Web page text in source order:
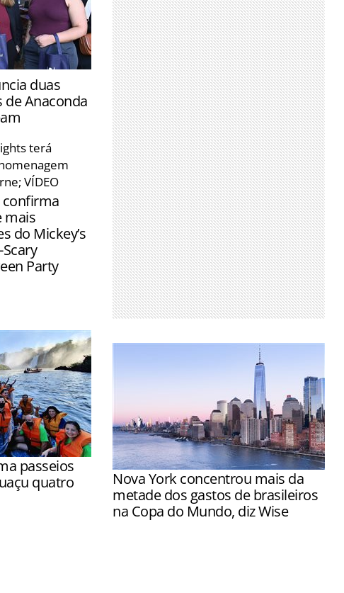
Horizonte e
duas
de Anaconda
para as
em busca de
terá
VÍDEO
confirma
mais
do Mickey’s
Party
passeios
quatro
Nova York concentrou mais da
metade dos gastos de brasileiros
na Copa do Mundo, diz Wise